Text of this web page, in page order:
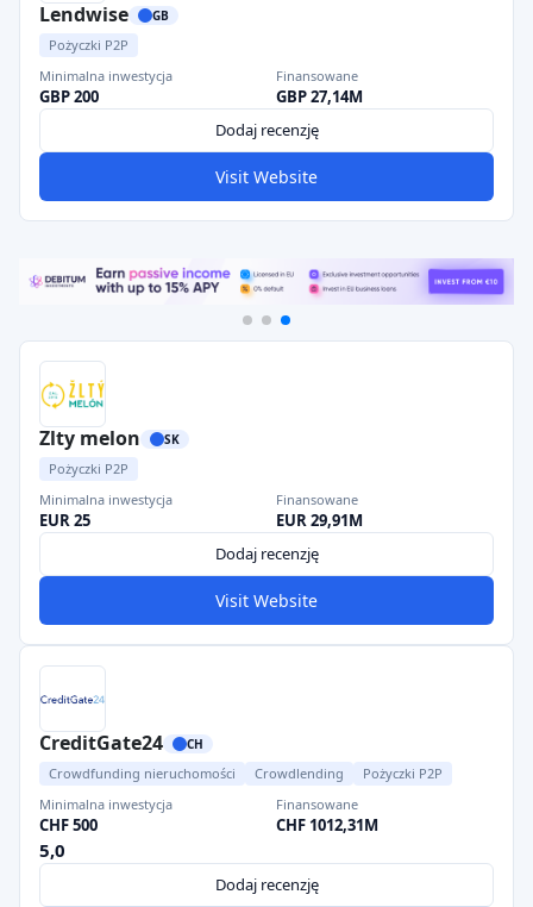
Lendwise GB
Pożyczki P2P
Minimalna inwestycja
GBP 200
Finansowane
GBP 27,14M
Dodaj recenzję
Visit Website
Zlty melon SK
Pożyczki P2P
Minimalna inwestycja
EUR 25
Finansowane
EUR 29,91M
Dodaj recenzję
Visit Website
CreditGate24 CH
Crowdfunding nieruchomości Crowdlending
Pożyczki P2P
Minimalna inwestycja
CHF 500
Finansowane
CHF 1012,31M
5,0
Dodaj recenzję